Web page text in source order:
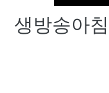
생방송아침